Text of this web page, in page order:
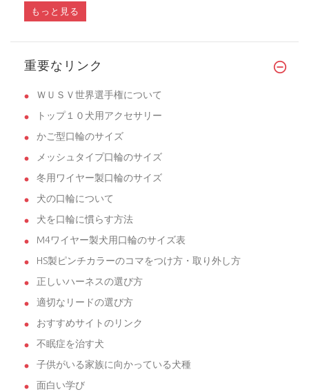
もっと見る
重要なリンク
ＷＵＳＶ世界選手権について
トップ１０犬用アクセサリー
かご型口輪のサイズ
メッシュタイプ口輪のサイズ
冬用ワイヤー製口輪のサイズ
犬の口輪について
犬を口輪に慣らす方法
M4ワイヤー製犬用口輪のサイズ表
HS製ピンチカラーのコマをつけ方・取り外し方
正しいハーネスの選び方
適切なリードの選び方
おすすめサイトのリンク
不眠症を治す犬
子供がいる家族に向かっている犬種
面白い学び